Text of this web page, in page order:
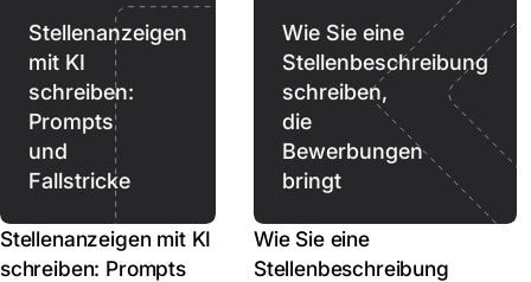
Stellenanzeigen
mit KI
schreiben:
Prompts
und
Fallstricke
Stellenanzeigen mit KI
schreiben: Prompts
Wie Sie eine
Stellenbeschreibung
schreiben,
die
Bewerbungen
bringt
Wie Sie eine
Stellenbeschreibung